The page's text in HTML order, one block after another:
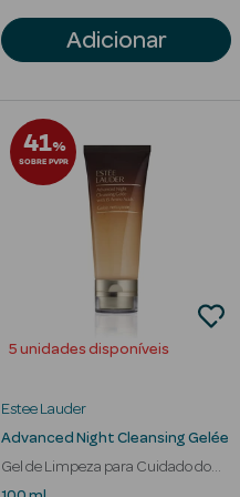
Adicionar
41%
SOBRE PVPR
5 unidades disponíveis
Estee Lauder
Advanced Night Cleansing Gelée
Gel de Limpeza para Cuidado do
Rosto Noite